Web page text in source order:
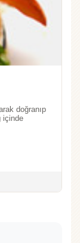
doğranıp
içinde